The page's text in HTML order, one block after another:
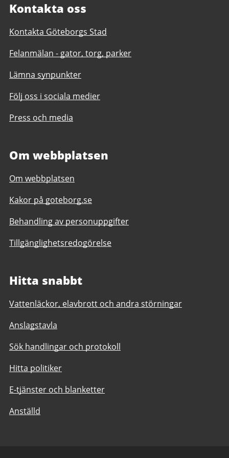
Kontakta oss
Kontakta Göteborgs Stad
Felanmälan - gator, torg, parker
Lämna synpunkter
Följ oss i sociala medier
Press och media
Om webbplatsen
Om webbplatsen
Kakor på goteborg.se
Behandling av personuppgifter
Tillgänglighetsredogörelse
Hitta snabbt
Vattenläckor, elavbrott och andra störningar
Anslagstavla
Sök handlingar och protokoll
Hitta politiker
E-tjänster och blanketter
Anställd